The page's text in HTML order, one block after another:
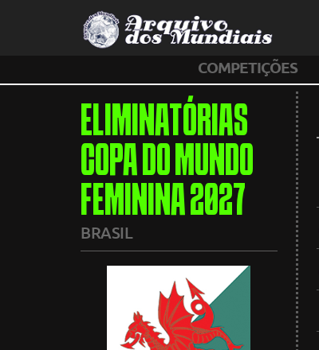
COMPETIÇÕES
ELIMINATÓRIAS
COPA DO MUNDO
FEMININA 2027
BRASIL